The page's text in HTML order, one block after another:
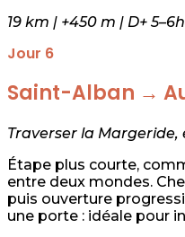
19 km | +450 m | D+ 5–6h
Jour 6
Saint-Alban →
Traverser la Margeride,
Étape plus courte,
entre deux mondes.
puis ouverture
une porte : idéale pour